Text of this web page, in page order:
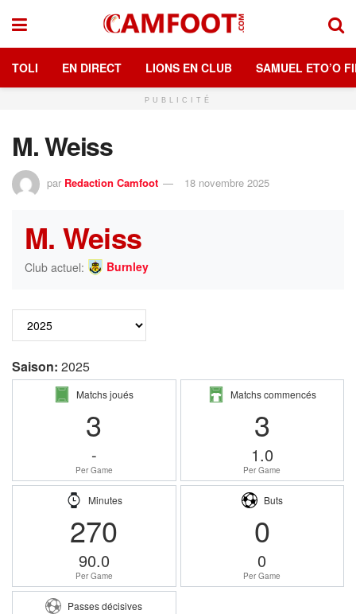
TOLI EN DIRECT LIONS EN CLUB SAMUEL ETO’O
PUBLICITÉ
M. Weiss
par Redaction Camfoot 18 novembre 2025
M. Weiss
Club actuel: Burnley
Saison: 2025
Matchs joués
3
-
Per Game
Matchs commencés
3
1.0
Per Game
Minutes
270
90.0
Per Game
Buts
0
0
Per Game
Passes décisives